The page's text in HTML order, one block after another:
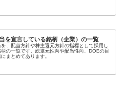
を宣言している銘柄（企業）の一覧
、配当方針や株主還元方針の指標として採用し
の一覧です。総還元性向や配当性向、DOEの目
まとめてあります。